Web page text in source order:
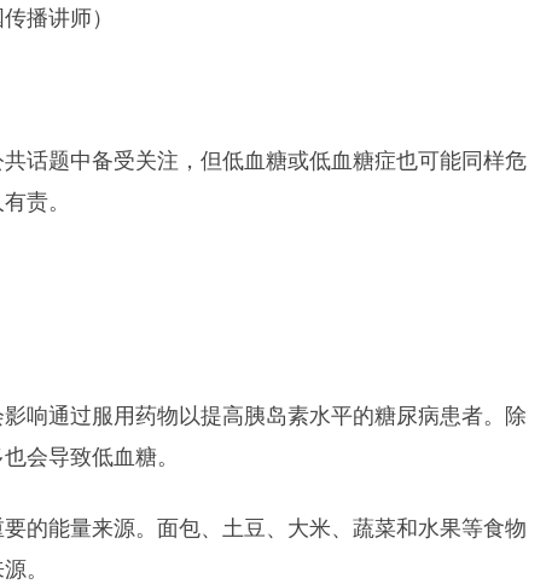
播讲师）
话题中备受关注，但低血糖或低血糖症也可能同样危
责。
响通过服用药物以提高胰岛素水平的糖尿病患者。除
会导致低血糖。
的能量来源。面包、土豆、大米、蔬菜和水果等食物
。